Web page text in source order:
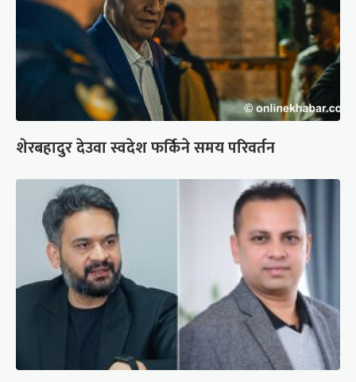
शेरबहादुर देउवा स्वदेश फर्किने समय परिवर्तन